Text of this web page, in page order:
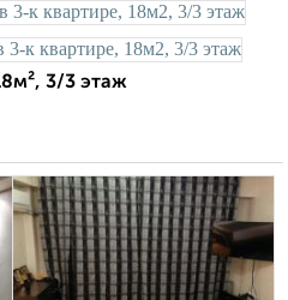
3/3 этаж